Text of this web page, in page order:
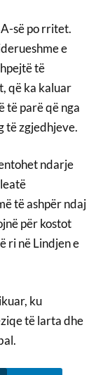
së po rritet.
e
të
që ka kaluar
të parë që nga
të zgjedhjeve.
ndarje
të ashpër ndaj
për kostot
ri në Lindjen e
ku
të larta dhe